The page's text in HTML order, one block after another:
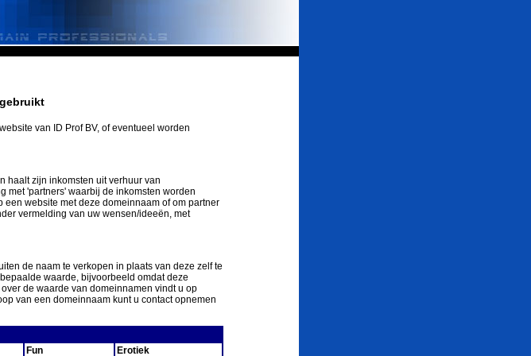
van ID Prof BV, of eventueel worden
haalt zijn inkomsten uit verhuur van
met 'partners' waarbij de inkomsten worden
website met deze domeinnaam of om partner
vermelding van uw wensen/ideeën, met
de naam te verkopen in plaats van deze zelf te
waarde, bijvoorbeeld omdat deze
de waarde van domeinnamen vindt u op
van een domeinnaam kunt u contact opnemen
Fun
Erotiek